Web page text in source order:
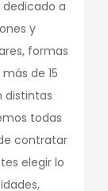
a
y
formas
de 15
distintas
todas
contratar
elegir lo